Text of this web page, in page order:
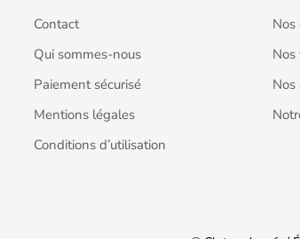
Contact
Qui sommes-nous
Paiement sécurisé
Mentions légales
Conditions d’utilisation
Nos
Nos
Nos